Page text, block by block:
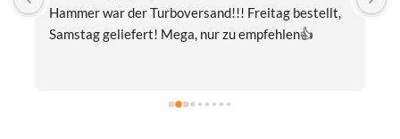
Hammer war der Turboversand!!! Freitag bestellt,
Samstag geliefert! Mega, nur zu empfehlen👍